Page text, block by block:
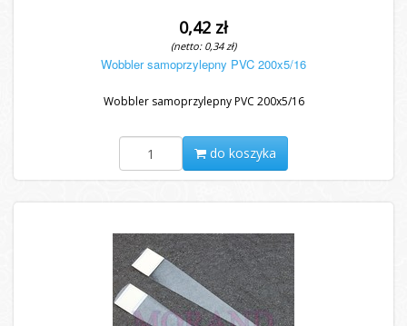
0,42 zł
(netto: 0,34 zł)
Wobbler samoprzylepny PVC 200x5/16
Wobbler samoprzylepny PVC 200x5/16
do koszyka